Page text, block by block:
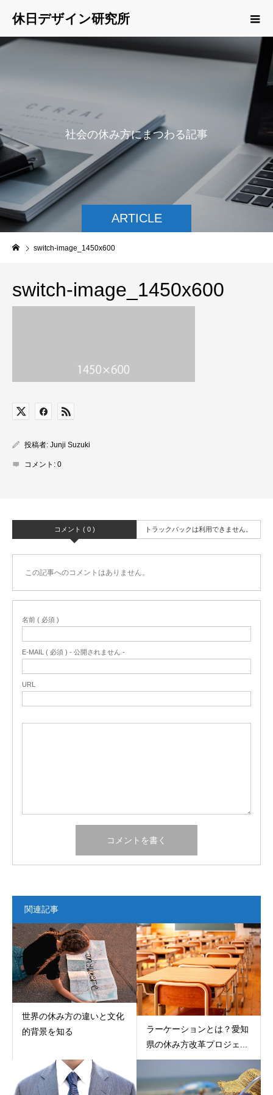
休日デザイン研究所
ARTICLE
の休み方にまつわる記事をご
switch-image_1450x600
switch-image_1450x600
投稿者: Junji Suzuki
コメント: 0
コメント ( 0 ) トラックバックは利用できません。
この記事へのコメントはありません。
名前 ( 必須 )
E-MAIL ( 必須 ) - 公開されません -
URL
関連記事
世界の休み方の違いと文化
的背景を知る
ラーケーションとは？愛知
県の休み方改革プロジェ...